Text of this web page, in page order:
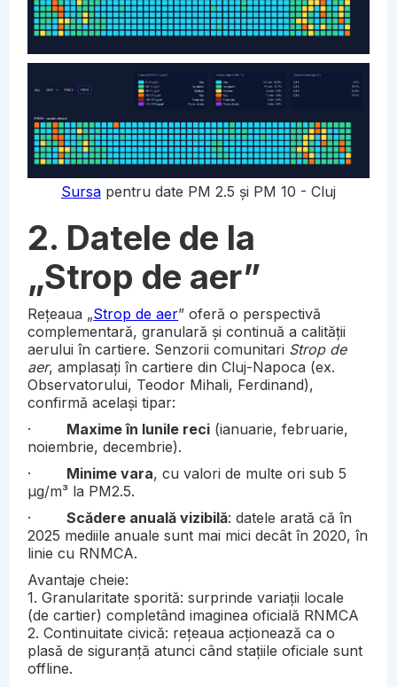
Sursa pentru date PM 2.5 și PM 10 - Cluj
2. Datele de la
„Strop de aer”
Rețeaua „Strop de aer” oferă o perspectivă
complementară, granulară și continuă a calității
aerului în cartiere. Senzorii comunitari Strop de
aer, amplasați în cartiere din Cluj-Napoca (ex.
Observatorului, Teodor Mihali, Ferdinand),
confirmă același tipar:
· Maxime în lunile reci (ianuarie, februarie,
noiembrie, decembrie).
· Minime vara, cu valori de multe ori sub 5
µg/m³ la PM2.5.
·Scădere anuală vizibilă: datele arată că în
2025 mediile anuale sunt mai mici decât în 2020, în
linie cu RNMCA.
Avantaje cheie:
1. Granularitate sporită: surprinde variații locale
(de cartier) completând imaginea oficială RNMCA
2. Continuitate civică: rețeaua acționează ca o
plasă de siguranță atunci când stațiile oficiale sunt
offline.